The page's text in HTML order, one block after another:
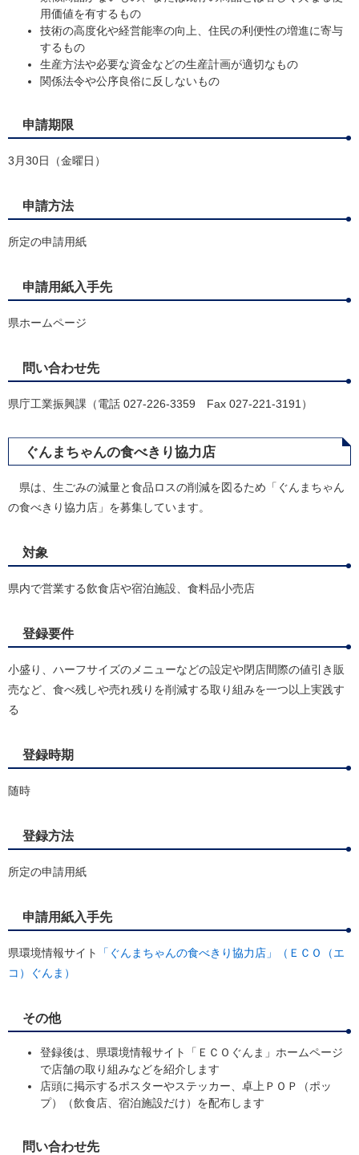
用価値を有するもの
技術の高度化や経営能率の向上、住民の利便性の増進に寄与
するもの
生産方法や必要な資金などの生産計画が適切なもの
関係法令や公序良俗に反しないもの
申請期限
3月30日（金曜日）
申請方法
所定の申請用紙
申請用紙入手先
県ホームページ
問い合わせ先
県庁工業振興課（電話 027-226-3359 Fax 027-221-3191）
ぐんまちゃんの食べきり協力店
県は、生ごみの減量と食品ロスの削減を図るため「ぐんまちゃん
の食べきり協力店」を募集しています。
対象
県内で営業する飲食店や宿泊施設、食料品小売店
登録要件
小盛り、ハーフサイズのメニューなどの設定や閉店間際の値引き販
売など、食べ残しや売れ残りを削減する取り組みを一つ以上実践す
る
登録時期
随時
登録方法
所定の申請用紙
申請用紙入手先
県環境情報サイト
「ぐんまちゃんの食べきり協力店」（ＥＣＯ（エ
コ）ぐんま）
その他
登録後は、県環境情報サイト「ＥＣＯぐんま」ホームページ
で店舗の取り組みなどを紹介します
店頭に掲示するポスターやステッカー、卓上ＰＯＰ（ポッ
プ）（飲食店、宿泊施設だけ）を配布します
問い合わせ先